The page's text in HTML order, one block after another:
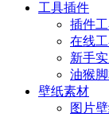
工具插件
插件
在线
新手
油猴
壁纸素材
图片